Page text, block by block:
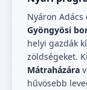
Nyáron
Gyöngyösi
helyi gazdák
zöldségeket.
Mátraházára
hűvösebb